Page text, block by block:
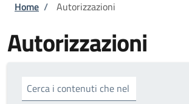
Briciole di pane
Home / Autorizzazioni
Autorizzazioni
Cerca i contenuti che nel